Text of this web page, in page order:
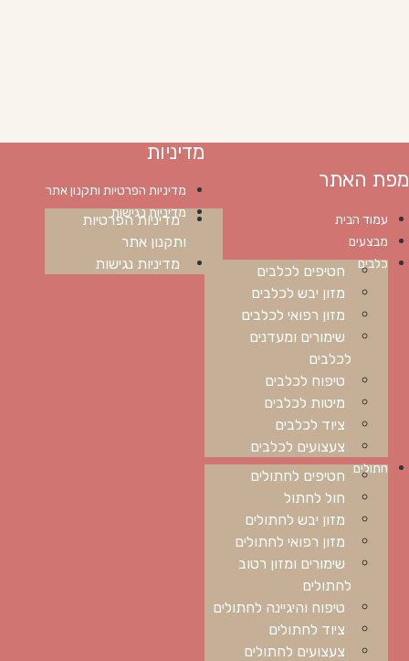
מפת האתר
עמוד הבית
מבצעים
כלבים
חטיפים לכלבים
מזון יבש לכלבים
מזון רפואי לכלבים
שימורים ומעדנים
לכלבים
טיפוח לכלבים
מיטות לכלבים
ציוד לכלבים
צעצועים לכלבים
חתולים חטיפים לחתולים
חול לחתול
מזון יבש לחתולים
מזון רפואי לחתולים
שימורים ומזון רטוב
לחתולים
טיפוח והיגיינה לחתולים
ציוד לחתולים
צעצועים לחתולים
מדיניות
מדיניות הפרטיות ותקנון אתר
מדיניות נגישות
מדיניות הפרטיות
ותקנון אתר
מדיניות נגישות